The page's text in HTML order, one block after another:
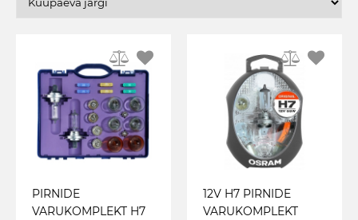
PIRNIDE
VARUKOMPLEKT H7
12V H7 PIRNIDE
VARUKOMPLEKT